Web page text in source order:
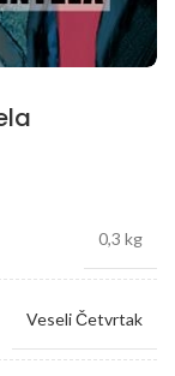
0,3 kg
Veseli Četvrtak